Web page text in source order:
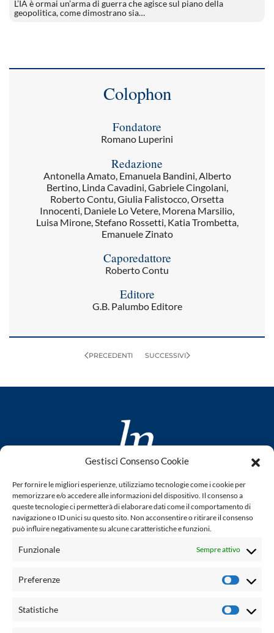
Gestisci Consenso Cookie
Per fornire le migliori esperienze, utilizziamo tecnologie come i cookie per
memorizzare e/o accedere alle informazioni del dispositivo. Il consenso a
queste tecnologie ci permetterà di elaborare dati come il comportamento di
navigazione o ID unici su questo sito. Non acconsentire o ritirare il consenso
può influire negativamente su alcune caratteristiche e funzioni.
Funzionale Sempre attivo
Preferenze
Statistiche
L’IA è ormai un’arma di guerra che agisce sul piano della
geopolitica, come dimostrano sia…
Colophon
Fondatore
Romano Luperini
Redazione
Antonella Amato, Emanuela Bandini, Alberto
Bertino, Linda Cavadini, Gabriele Cingolani,
Roberto Contu, Giulia Falistocco, Orsetta
Innocenti, Daniele Lo Vetere, Morena Marsilio,
Luisa Mirone, Stefano Rossetti, Katia Trombetta,
Emanuele Zinato
Caporedattore
Roberto Contu
Editore
G.B. Palumbo Editore
PRECEDENTI SUCCESSIVI
www.laletteraturaenoi.it
fondato da Romano Luperini
Questo blog non rappresenta una testata giornalistica in
quanto viene aggiornato senza alcuna periodicità. Non può
legge n° 62 del 7.03.2001. L'autore non è responsabile per